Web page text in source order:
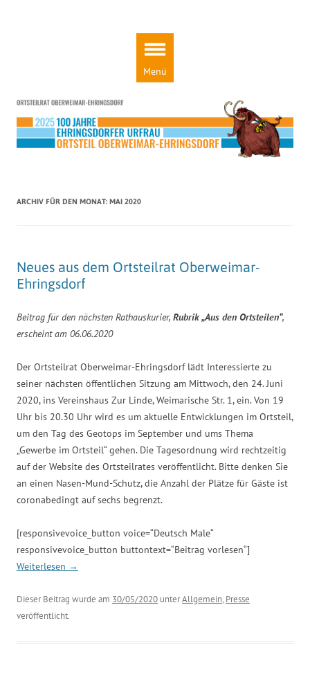
Menü
ARCHIV FÜR DEN MONAT: MAI 2020
Neues aus dem Ortsteilrat Oberweimar-
Ehringsdorf
Beitrag für den nächsten Rathauskurier, Rubrik „Aus den Ortsteilen“,
erscheint am 06.06.2020
Der Ortsteilrat Oberweimar-Ehringsdorf lädt Interessierte zu
seiner nächsten öffentlichen Sitzung am Mittwoch, den 24. Juni
2020, ins Vereinshaus Zur Linde, Weimarische Str. 1, ein. Von 19
Uhr bis 20.30 Uhr wird es um aktuelle Entwicklungen im Ortsteil,
um den Tag des Geotops im September und ums Thema
„Gewerbe im Ortsteil“ gehen. Die Tagesordnung wird rechtzeitig
auf der Website des Ortsteilrates veröffentlicht. Bitte denken Sie
an einen Nasen-Mund-Schutz, die Anzahl der Plätze für Gäste ist
coronabedingt auf sechs begrenzt.
[responsivevoice_button voice=“Deutsch Male“
responsivevoice_button buttontext=“Beitrag vorlesen“]
Weiterlesen →
Dieser Beitrag wurde am 30/05/2020 unterAllgemein, Presse
veröffentlicht.